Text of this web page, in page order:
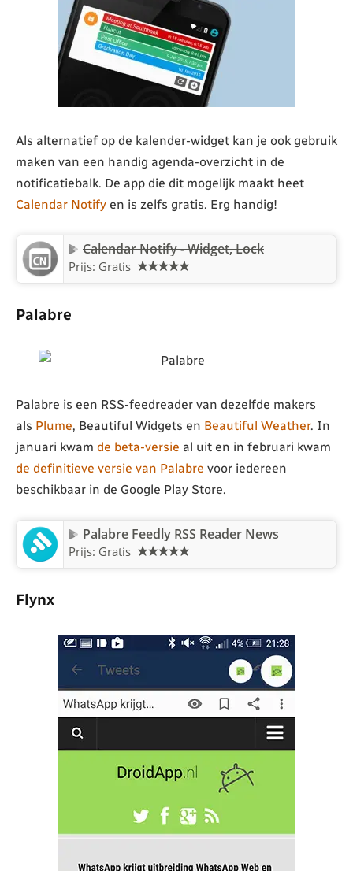
Als alternatief op de kalender-widget kan je ook gebruik
maken van een handig agenda-overzicht in de
notificatiebalk. De app die dit mogelijk maakt heet
Calendar Notify en is zelfs gratis. Erg handig!
Calendar Notify - Widget, Lock
Prijs: Gratis
Palabre
Palabre is een RSS-feedreader van dezelfde makers
als Plume, Beautiful Widgets en Beautiful Weather. In
januari kwam de beta-versie al uit en in februari kwam
de definitieve versie van Palabre voor iedereen
beschikbaar in de Google Play Store.
Palabre Feedly RSS Reader News
Prijs: Gratis
Flynx